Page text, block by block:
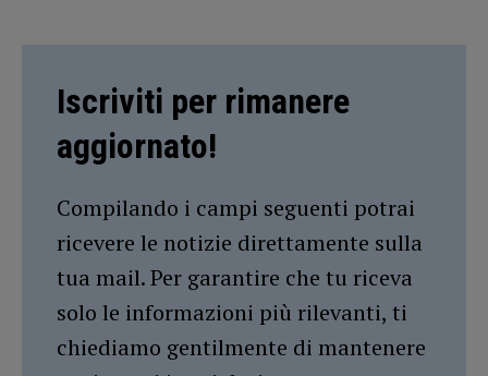
Iscriviti per rimanere
aggiornato!
Compilando i campi seguenti potrai
ricevere le notizie direttamente sulla
tua mail. Per garantire che tu riceva
solo le informazioni più rilevanti, ti
chiediamo gentilmente di mantenere